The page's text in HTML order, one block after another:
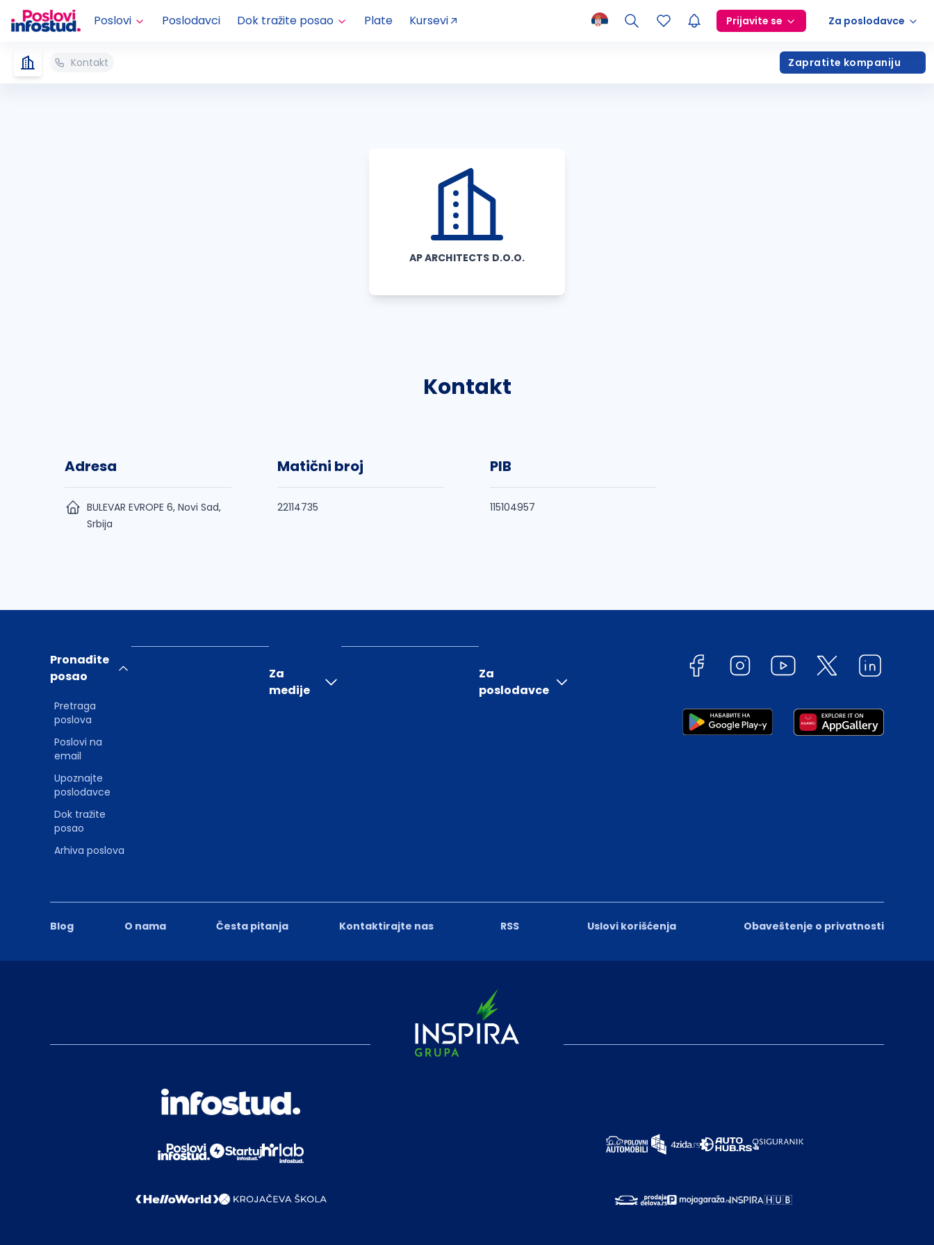
Poslovi Poslodavci Dok tražite posao Plate Kursevi Prijavite se Za poslodavce
Kontakt Zapratite kompaniju
AP ARCHITECTS D.O.O.
Kontakt
Adresa
BULEVAR EVROPE 6, Novi Sad,
Srbija
Matični broj
22114735
PIB
115104957
Blog O nama Česta pitanja Kontaktirajte nas RSS Uslovi korišćenja Obaveštenje o privatnosti
Pronađite
posao
Pretraga
poslova
Poslovi na
email
Upoznajte
poslodavce
Dok tražite
posao
Arhiva poslova
Za
medije
Za
poslodavce